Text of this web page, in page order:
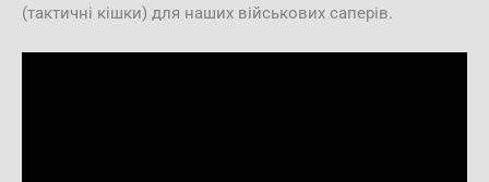
(тактичні кішки) для наших військових саперів.